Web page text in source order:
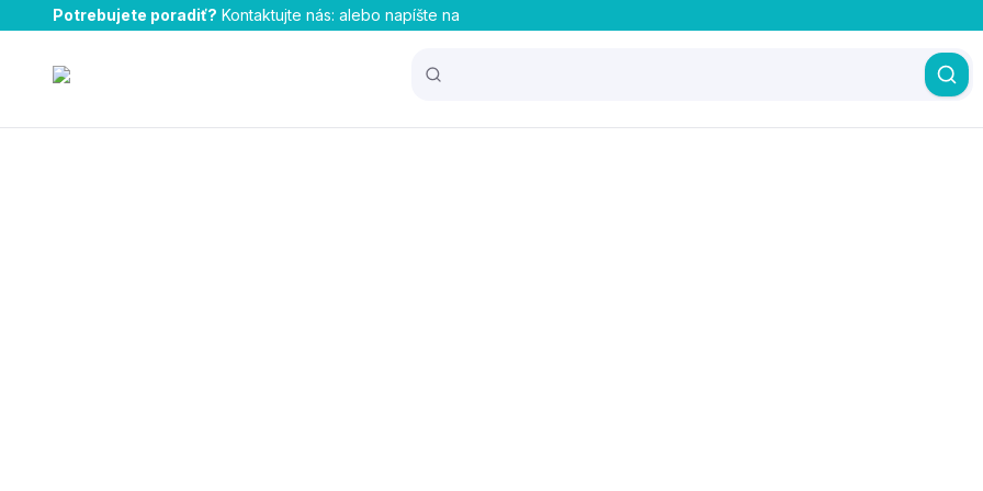
Potrebujete poradiť? Kontaktujte nás: alebo napíšte na